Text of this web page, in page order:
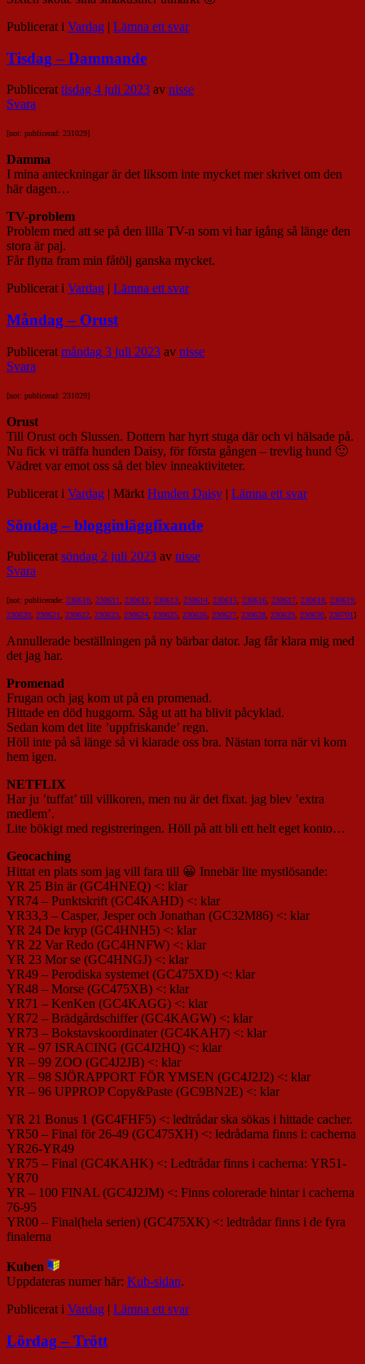
Publicerat i Vardag | Lämna ett svar
Tisdag – Dammande
Publicerat tisdag 4 juli 2023 av nisse
Svara
[not: publicerad: 231029]
Damma
I mina anteckningar är det liksom inte mycket mer skrivet om den
här dagen…
TV-problem
Problem med att se på den lilla TV-n som vi har igång så länge den
stora är paj.
Får flytta fram min fåtölj ganska mycket.
Publicerat i Vardag | Lämna ett svar
Måndag – Orust
Publicerat måndag 3 juli 2023 av nisse
Svara
[not: publicerad: 231029]
Orust
Till Orust och Slussen. Dottern har hyrt stuga där och vi hälsade på.
Nu fick vi träffa hunden Daisy, för första gången – trevlig hund 🙂
Vädret var emot oss så det blev inneaktiviteter.
Publicerat i Vardag | Märkt Hunden Daisy | Lämna ett svar
Söndag – blogginläggfixande
Publicerat söndag 2 juli 2023 av nisse
Svara
[not: publicerade: 230610, 230611, 230612, 230613, 230614, 230615, 230616, 230617, 230618, 230619,
230620, 230621, 230622, 230623, 230624, 230625, 230626, 230627, 230628, 230629, 230630, 230701]
Annullerade beställningen på ny bärbar dator. Jag får klara mig med
det jag har.
Promenad
Frugan och jag kom ut på en promenad.
Hittade en död huggorm. Såg ut att ha blivit påcyklad.
Sedan kom det lite ’uppfriskande’ regn.
Höll inte på så länge så vi klarade oss bra. Nästan torra när vi kom
hem igen.
NETFLIX
Har ju ’tuffat’ till villkoren, men nu är det fixat. jag blev ’extra
medlem’.
Lite bökigt med registreringen. Höll på att bli ett helt eget konto…
Geocaching
Hittat en plats som jag vill fara till 😀 Innebär lite mystlösande:
YR 25 Bin är (GC4HNEQ) <: klar
YR74 – Punktskrift (GC4KAHD) <: klar
YR33,3 – Casper, Jesper och Jonathan (GC32M86) <: klar
YR 24 De kryp (GC4HNH5) <: klar
YR 22 Var Redo (GC4HNFW) <: klar
YR 23 Mor se (GC4HNGJ) <: klar
YR49 – Perodiska systemet (GC475XD) <: klar
YR48 – Morse (GC475XB) <: klar
YR71 – KenKen (GC4KAGG) <: klar
YR72 – Brädgårdschiffer (GC4KAGW) <: klar
YR73 – Bokstavskoordinater (GC4KAH7) <: klar
YR – 97 ISRACING (GC4J2HQ) <: klar
YR – 99 ZOO (GC4J2JB) <: klar
YR – 98 SJÖRAPPORT FÖR YMSEN (GC4J2J2) <: klar
YR – 96 UPPROP Copy&Paste (GC9BN2E) <: klar
YR 21 Bonus 1 (GC4FHF5) <: ledtrådar ska sökas i hittade cacher.
YR50 – Final för 26-49 (GC475XH) <: ledrådarna finns i: cacherna
YR26-YR49
YR75 – Final (GC4KAHK) <: Ledtrådar finns i cacherna: YR51-
YR70
YR – 100 FINAL (GC4J2JM) <: Finns colorerade hintar i cacherna
76-95
YR00 – Final(hela serien) (GC475XK) <: ledtrådar finns i de fyra
finalerna
Kuben
Uppdateras numer här: Kub-sidan.
Publicerat i Vardag | Lämna ett svar
Lördag – Trött